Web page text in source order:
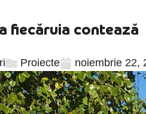
fiecăruia contează
Proiecte noiembrie 22,